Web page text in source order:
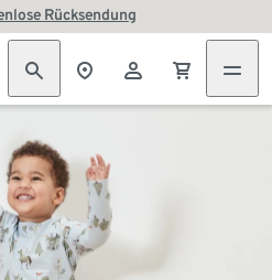
Rücksendung